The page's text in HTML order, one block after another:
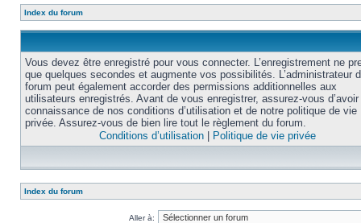
Index du forum
Vous devez être enregistré pour vous connecter. L’enregistrement ne
que quelques secondes et augmente vos possibilités. L’administrateur
forum peut également accorder des permissions additionnelles aux
utilisateurs enregistrés. Avant de vous enregistrer, assurez-vous
connaissance de nos conditions d’utilisation et de notre politique de vie
privée. Assurez-vous de bien lire tout le règlement du forum.
Conditions d’utilisation
Politique de vie privée
Index du forum
Aller à: